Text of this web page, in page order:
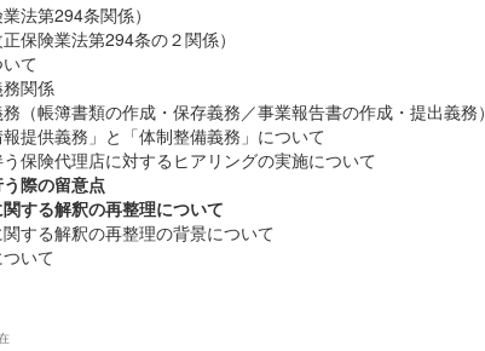
法第294条関係）
保険業法第294条の２関係）
て
関係
帳簿書類の作成・保存義務／事業報告書の作成・提出義務）
提供義務」と「体制整備義務」について
保険代理店に対するヒアリングの実施について
際の留意点
する解釈の再整理について
する解釈の再整理の背景について
いて